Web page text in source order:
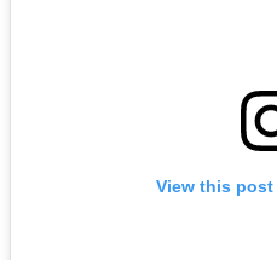
View this